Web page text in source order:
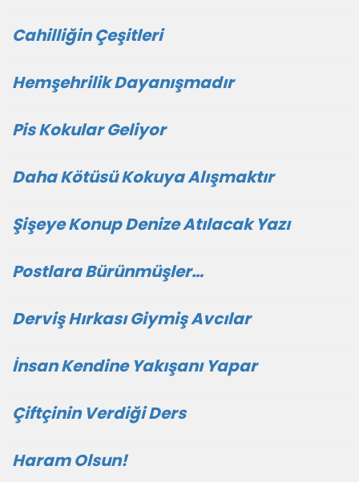
Cahilliğin Çeşitleri
Hemşehrilik Dayanışmadır
Pis Kokular Geliyor
Daha Kötüsü Kokuya Alışmaktır
Şişeye Konup Denize Atılacak Yazı
Postlara Bürünmüşler…
Derviş Hırkası Giymiş Avcılar
İnsan Kendine Yakışanı Yapar
Çiftçinin Verdiği Ders
Haram Olsun!